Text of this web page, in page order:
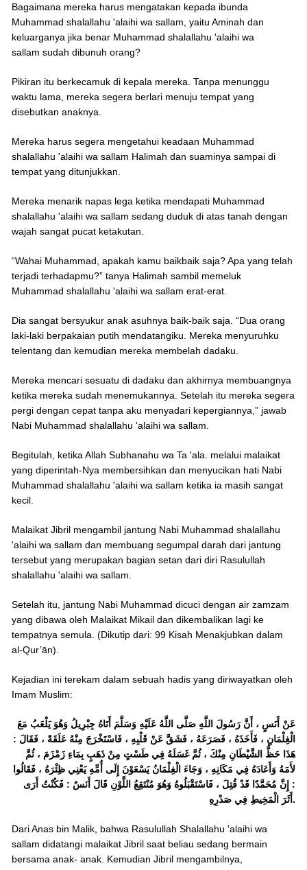
Bagaimana mereka harus mengatakan kepada ibunda
Muhammad shalallahu 'alaihi wa sallam, yaitu Aminah dan
keluarganya jika benar Muhammad shalallahu 'alaihi wa
sallam sudah dibunuh orang?
Pikiran itu berkecamuk di kepala mereka. Tanpa menunggu
waktu lama, mereka segera berlari menuju tempat yang
disebutkan anaknya.
Mereka harus segera mengetahui keadaan Muhammad
shalallahu 'alaihi wa sallam Halimah dan suaminya sampai di
tempat yang ditunjukkan.
Mereka menarik napas lega ketika mendapati Muhammad
shalallahu 'alaihi wa sallam sedang duduk di atas tanah dengan
wajah sangat pucat ketakutan.
“Wahai Muhammad, apakah kamu baikbaik saja? Apa yang telah
terjadi terhadapmu?” tanya Halimah sambil memeluk
Muhammad shalallahu 'alaihi wa sallam erat-erat.
Dia sangat bersyukur anak asuhnya baik-baik saja. “Dua orang
laki-laki berpakaian putih mendatangiku. Mereka menyuruhku
telentang dan kemudian mereka membelah dadaku.
Mereka mencari sesuatu di dadaku dan akhirnya membuangnya
ketika mereka sudah menemukannya. Setelah itu mereka segera
pergi dengan cepat tanpa aku menyadari kepergiannya,” jawab
Nabi Muhammad shalallahu 'alaihi wa sallam.
Begitulah, ketika Allah Subhanahu wa Ta 'ala. melalui malaikat
yang diperintah-Nya membersihkan dan menyucikan hati Nabi
Muhammad shalallahu 'alaihi wa sallam ketika ia masih sangat
kecil.
Malaikat Jibril mengambil jantung Nabi Muhammad shalallahu
'alaihi wa sallam dan membuang segumpal darah dari jantung
tersebut yang merupakan bagian setan dari diri Rasulullah
shalallahu 'alaihi wa sallam.
Setelah itu, jantung Nabi Muhammad dicuci dengan air zamzam
yang dibawa oleh Malaikat Mikail dan dikembalikan lagi ke
tempatnya semula. (Dikutip dari: 99 Kisah Menakjubkan dalam
al-Qur’ān).
Kejadian ini terekam dalam sebuah hadis yang diriwayatkan oleh
Imam Muslim:
عَنْ أَنَسٍ ، أَنَّ رَسُولَ اللَّهِ صَلَّى اللَّهُ عَلَيْهِ وَسَلَّمَ أَتَاهُ جِبْرِيلُ وَهُوَ يَلْعَبُ مَعَ
الْغِلْمَانِ ، فَأَخَذَهُ ، فَصَرَعَهُ ، فَشَقَّ عَنْ قَلْبِهِ ، فَاسْتَخْرَجَ مِنْهُ عَلَقَةً ، فَقَالَ :
هَذَا حَظُّ الشَّيْطَانِ مِنْكَ ، ثُمَّ غَسَلَهُ فِي طَسْتٍ مِنْ ذَهَبٍ بِمَاءِ زَمْزَمَ ، ثُمَّ
لأَمَهُ وَأَعَادَهُ فِي مَكَانِهِ ، وَجَاءَ الْغِلْمَانُ يَسْعَوْنَ إِلَى أُمِّهِ يَعْنِي ظِئْرَهُ ، فَقَالُوا
: إِنَّ مُحَمَّدًا قَدْ قُتِلَ ، فَاسْتَقْبَلُوهُ وَهُوَ مُنْتَقِعُ اللَّوْنِ قَالَ أَنَسٌ : فَكُنْتُ أَرَى
أَثَرَ الْمَخِيطِ فِي صَدْرِهِ.
Dari Anas bin Malik, bahwa Rasulullah Shalallahu 'alaihi wa
sallam didatangi malaikat Jibril saat beliau sedang bermain
bersama anak- anak. Kemudian Jibril mengambilnya,